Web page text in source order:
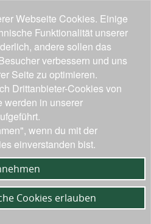
Webseite Cookies. Einige
Funktionalität unserer
andere sollen das
verbessern und uns
Seite zu optimieren.
Drittanbieter-Cookies von
werden in unserer
wenn du mit der
einverstanden bist.
Cookies erlauben